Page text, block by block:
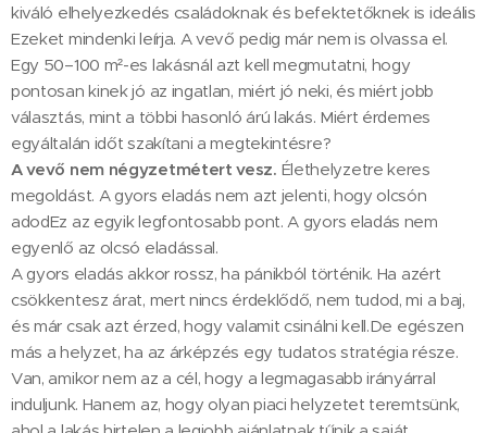
kiváló elhelyezkedés családoknak és befektetőknek is ideális
Ezeket mindenki leírja. A vevő pedig már nem is olvassa el.
Egy 50–100 m²-es lakásnál azt kell megmutatni, hogy
pontosan kinek jó az ingatlan, miért jó neki, és miért jobb
választás, mint a többi hasonló árú lakás. Miért érdemes
egyáltalán időt szakítani a megtekintésre?
A vevő nem négyzetmétert vesz. Élethelyzetre keres
megoldást. A gyors eladás nem azt jelenti, hogy olcsón
adodEz az egyik legfontosabb pont. A gyors eladás nem
egyenlő az olcsó eladással.
A gyors eladás akkor rossz, ha pánikból történik. Ha azért
csökkentesz árat, mert nincs érdeklődő, nem tudod, mi a baj,
és már csak azt érzed, hogy valamit csinálni kell.De egészen
más a helyzet, ha az árképzés egy tudatos stratégia része.
Van, amikor nem az a cél, hogy a legmagasabb irányárral
induljunk. Hanem az, hogy olyan piaci helyzetet teremtsünk,